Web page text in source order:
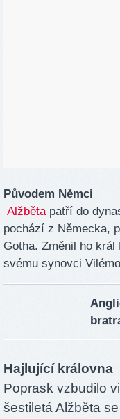
Původem Němci
Alžbětapatří do
pochází z Německa,
Gotha. Změnil ho
svému synovci
Hajlující královna
Poprask vzbudilo
šestiletá Alžběta